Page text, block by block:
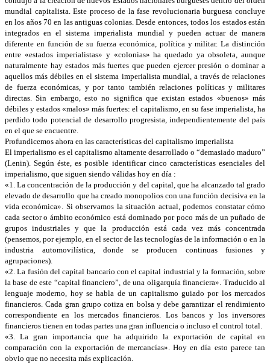
mundial capitalista. Este proceso de la fase revolucionaria burguesa concluye
en los años 70 en las antiguas colonias. Desde entonces, todos los estados están
integrados en el sistema imperialista mundial y pueden actuar de manera
diferente en función de su fuerza económica, política y militar. La distinción
entre «estados imperialistas» y «colonias» ha quedado ya obsoleta, aunque
naturalmente hay estados más fuertes que pueden ejercer presión o dominar a
aquellos más débiles en el sistema imperialista mundial, a través de relaciones
de fuerza económicas, y por tanto también relaciones políticas y militares
directas. Sin embargo, esto no significa que existan estados «buenos» más
débiles y estados «malos» más fuertes: el capitalismo, en su fase imperialista, ha
perdido todo potencial de desarrollo progresista, independientemente del país
en el que se encuentre.
Profundicemos ahora en las características del capitalismo imperialista
El imperialismo es el capitalismo altamente desarrollado o “demasiado maduro”
(Lenin). Según éste, es posible identificar cinco características esenciales del
imperialismo, que siguen siendo válidas hoy en día :
«1. La concentración de la producción y del capital, que ha alcanzado tal grado
elevado de desarrollo que ha creado monopolios con una función decisiva en la
vida económica». Si observamos la situación actual, podemos constatar cómo
cada sector o ámbito económico está dominado por poco más de un puñado de
grupos industriales y que la producción está cada vez más concentrada
(pensemos, por ejemplo, en el sector de las tecnologías de la información o en la
industria automovilística, donde se producen continuas fusiones y
agrupaciones).
«2. La fusión del capital bancario con el capital industrial y la formación, sobre
la base de este “capital financiero”, de una oligarquía financiera». Traducido al
lenguaje moderno, hoy se habla de un capitalismo guiado por los mercados
financieros. Cada gran grupo cotiza en bolsa y debe garantizar el rendimiento
correspondiente en los mercados financieros. Los bancos y los inversores
financieros tienen en todas partes una gran influencia o incluso el control total.
«3. La gran importancia que ha adquirido la exportación de capital en
comparación con la exportación de mercancías». Hoy en día esto parece tan
obvio que no necesita más explicación.